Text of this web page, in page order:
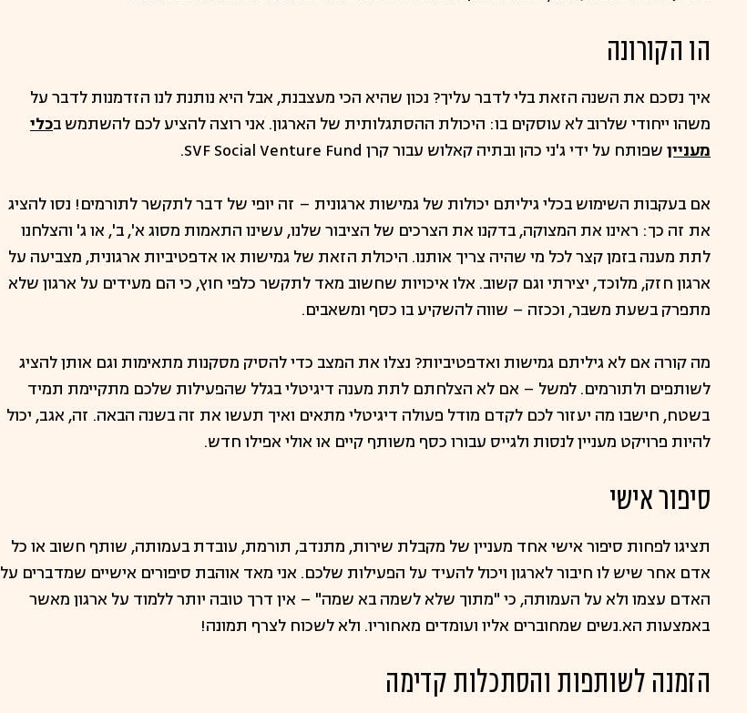
הו הקורונה
איך נסכם את השנה הזאת בלי לדבר עליך? נכון שהיא הכי מעצבנת, אבל היא נותנת לנו הזדמנות לדבר על
משהו ייחודי שלרוב לא עוסקים בו: היכולת ההסתגלותית של הארגון. אני רוצה להציע לכם להשתמש בכלי
מעניין שפותח על ידי ג'ני כהן ובתיה קאלוש עבור קרן SVF Social Venture Fund.
אם בעקבות השימוש בכלי גיליתם יכולות של גמישות ארגונית – זה יופי של דבר לתקשר לתורמים! נסו להציג
את זה כך: ראינו את המצוקה, בדקנו את הצרכים של הציבור שלנו, עשינו התאמות מסוג א', ב', או ג' והצלחנו
לתת מענה בזמן קצר לכל מי שהיה צריך אותנו. היכולת הזאת של גמישות או אדפטיביות ארגונית, מצביעה על
ארגון חזק, מלוכד, יצירתי וגם קשוב. אלו איכויות שחשוב מאד לתקשר כלפי חוץ, כי הם מעידים על ארגון שלא
מתפרק בשעת משבר, וככזה – שווה להשקיע בו כסף ומשאבים.
מה קורה אם לא גיליתם גמישות ואדפטיביות? נצלו את המצב כדי להסיק מסקנות מתאימות וגם אותן להציג
לשותפים ולתורמים. למשל – אם לא הצלחתם לתת מענה דיגיטלי בגלל שהפעילות שלכם מתקיימת תמיד
בשטח, חישבו מה יעזור לכם לקדם מודל פעולה דיגיטלי מתאים ואיך תעשו את זה בשנה הבאה. זה, אגב, יכול
להיות פרויקט מעניין לנסות ולגייס עבורו כסף משותף קיים או אולי אפילו חדש.
סיפור אישי
תציגו לפחות סיפור אישי אחד מעניין של מקבלת שירות, מתנדב, תורמת, עובדת בעמותה, שותף חשוב או כל
אדם אחר שיש לו חיבור לארגון ויכול להעיד על הפעילות שלכם. אני מאד אוהבת סיפורים אישיים שמדברים על
האדם עצמו ולא על העמותה, כי "מתוך שלא לשמה בא שמה" – אין דרך טובה יותר ללמוד על ארגון מאשר
באמצעות הא.נשים שמחוברים אליו ועומדים מאחוריו. ולא לשכוח לצרף תמונה!
הזמנה לשותפות והסתכלות קדימה